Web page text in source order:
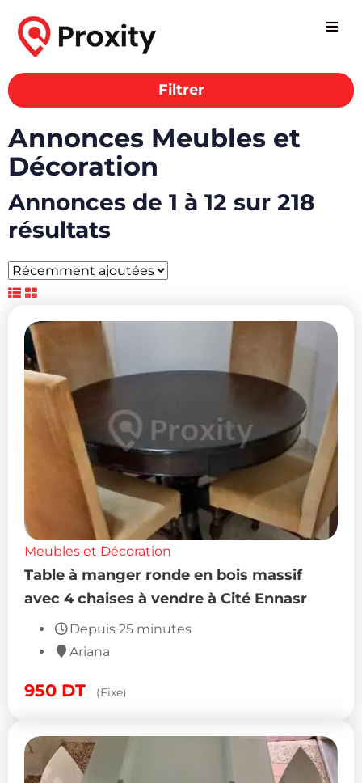
Filtrer
Annonces Meubles et
Décoration
Annonces de 1 à 12 sur 218
résultats
Meubles et Décoration
Table à manger ronde en bois massif
avec 4 chaises à vendre à Cité Ennasr
Depuis 25 minutes
Ariana
950 DT (Fixe)